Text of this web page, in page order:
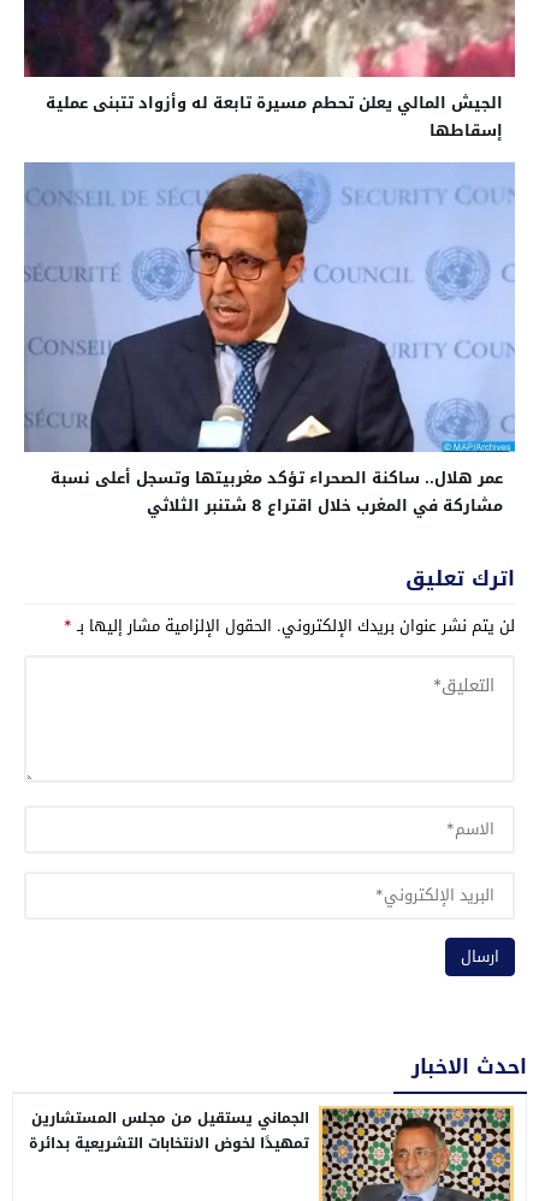
الجيش المالي يعلن تحطم مسيرة تابعة له وأزواد تتبنى عملية
إسقاطها
عمر هلال.. ساكنة الصحراء تؤكد مغربيتها وتسجل أعلى نسبة
مشاركة في المغرب خلال اقتراع 8 شتنبر الثلاثي
اترك تعليق
لن يتم نشر عنوان بريدك الإلكتروني. الحقول الإلزامية مشار إليها بـ*
احدث الاخبار
الجماني يستقيل من مجلس المستشارين
تمهيدًا لخوض الانتخابات التشريعية بدائرة